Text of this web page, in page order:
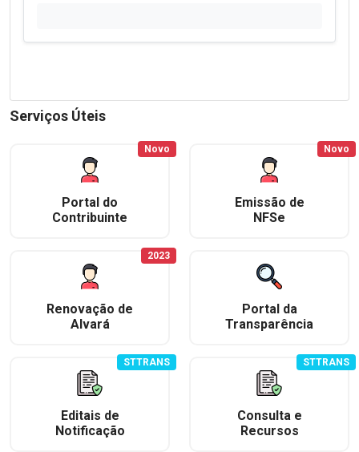
Serviços Úteis
Portal do
Contribuinte
Novo
Emissão de
NFSe
Novo
Renovação de
Alvará
2023
Portal da
Transparência
Editais de
Notificação
STTRANS
Consulta e
Recursos
STTRANS